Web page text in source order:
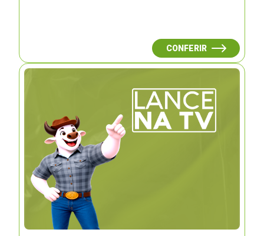
CONFERIR